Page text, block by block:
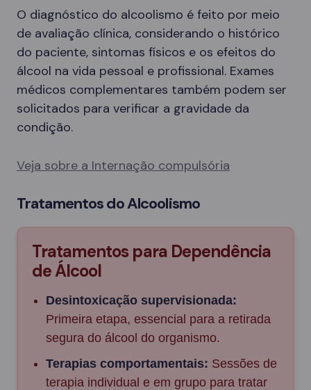
O diagnóstico do alcoolismo é feito por meio
de avaliação clínica, considerando o histórico
do paciente, sintomas físicos e os efeitos do
álcool na vida pessoal e profissional. Exames
médicos complementares também podem ser
solicitados para verificar a gravidade da
condição.
Veja sobre a Internação compulsória
Tratamentos do Alcoolismo
Tratamentos para Dependência
de Álcool
Desintoxicação supervisionada:
Primeira etapa, essencial para a retirada
segura do álcool do organismo.
Terapias comportamentais: Sessões de
terapia individual e em grupo para tratar